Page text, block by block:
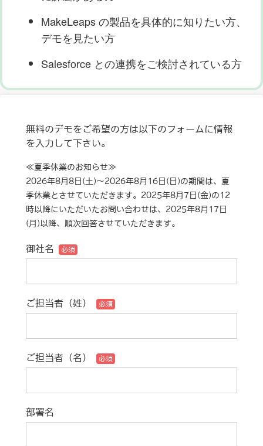
MakeLeaps の製品を具体的に知りたい方、
デモを見たい方
Salesforce との連携をご検討されている方